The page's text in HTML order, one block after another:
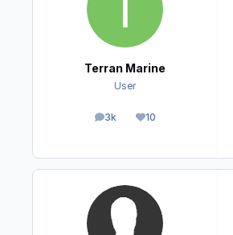
Terran Marine
User
3k
Beiträge10
Reputation